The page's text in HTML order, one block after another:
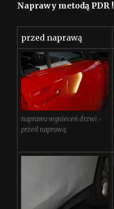
Naprawy metodą PDR !
przed naprawą
naprawa wgnieceń drzwi -
przed naprawą